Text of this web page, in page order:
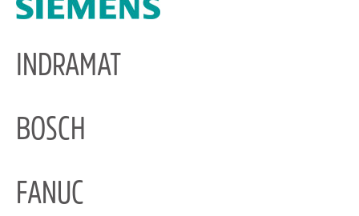
INDRAMAT
BOSCH
FANUC